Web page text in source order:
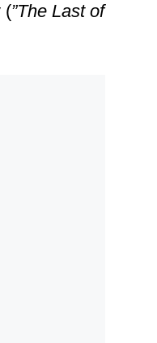
(”The Last of